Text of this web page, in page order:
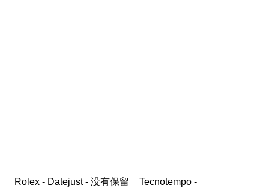
Rolex - Datejust - 没有保留
Tecnotempo -